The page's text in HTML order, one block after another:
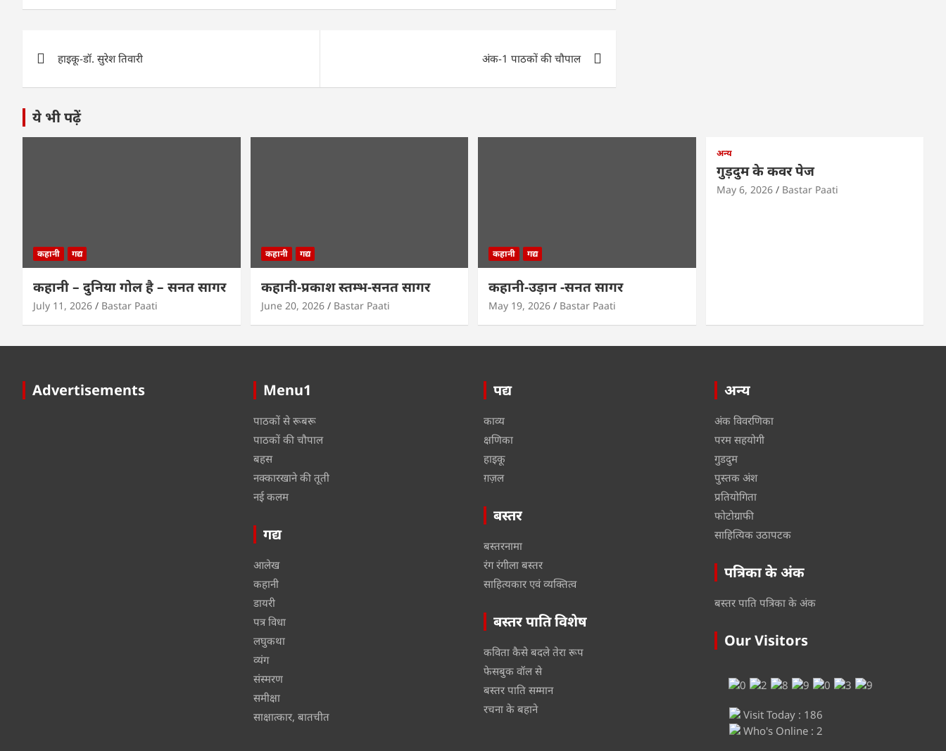
s
p
p
e
o
o
er e
er
e e
navigation
हाइकू-डॉ. सुरेश तिवारी अंक-1 पाठकों की चौपाल
ये भी पढ़ें
कहानी गद्य
कहानी – दुनिया गोल है – सनत सागर
July 11, 2026 Bastar Paati
कहानी गद्य
कहानी-प्रकाश स्तम्भ-सनत सागर
June 20, 2026 Bastar Paati
कहानी गद्य
कहानी-उड़ान -सनत सागर
May 19, 2026 Bastar Paati
अन्य
गुड़दुम के कवर पेज
May 6, 2026 Bastar Paati
Advertisements Menu1
पाठकों से रूबरू
पाठकों की चौपाल
बहस
नक्कारखाने की तूती
नई कलम
गद्य
आलेख
कहानी
डायरी
पत्र विधा
लघुकथा
व्यंग
संस्मरण
समीक्षा
साक्षात्कार, बातचीत
पद्य
काव्य
क्षणिका
हाइकू
ग़ज़ल
बस्तर
बस्तरनामा
रंग रंगीला बस्तर
साहित्यकार एवं व्यक्तित्व
बस्तर पाति विशेष
कविता कैसे बदले तेरा रूप
फेसबुक वॉल से
बस्तर पाति सम्मान
रचना के बहाने
अन्य
अंक विवरणिका
परम सहयोगी
गुडदुम
पुस्तक अंश
प्रतियोगिता
फोटोग्राफी
साहित्यिक उठापटक
पत्रिका के अंक
बस्तर पाति पत्रिका के अंक
Our Visitors
Visit Today : 186
Who's Online : 2